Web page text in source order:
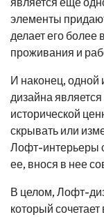
элементы
делает его
проживания и
И наконец, одной
дизайна
исторической
скрывать или
Лофт-интерьеры
ее, внося в нее
В целом, Лофт-
который